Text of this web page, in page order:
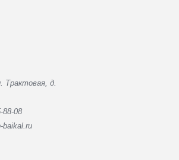
Трактовая, д.
88-08
baikal.ru